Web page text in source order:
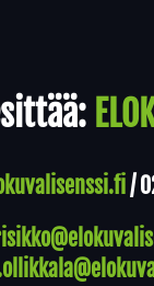
/